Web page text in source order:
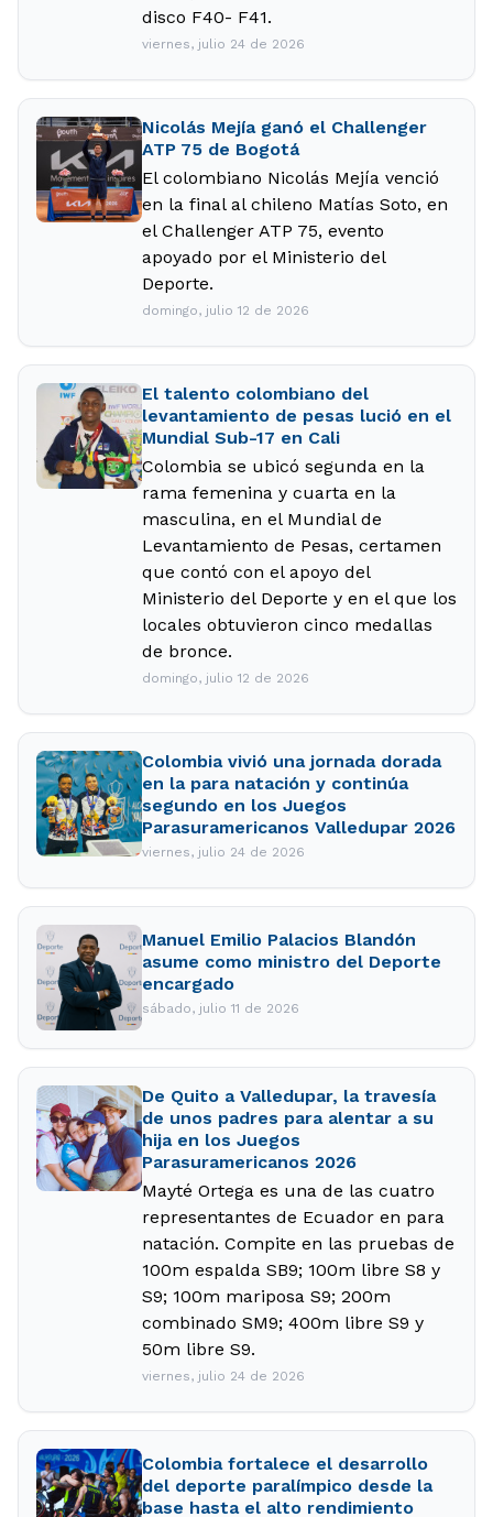
disco F40- F41.
viernes, julio 24 de 2026
Nicolás Mejía ganó el Challenger
ATP 75 de Bogotá
El colombiano Nicolás Mejía venció
en la final al chileno Matías Soto, en
el Challenger ATP 75, evento
apoyado por el Ministerio del
Deporte.
domingo, julio 12 de 2026
El talento colombiano del
levantamiento de pesas lució en el
Mundial Sub-17 en Cali
Colombia se ubicó segunda en la
rama femenina y cuarta en la
masculina, en el Mundial de
Levantamiento de Pesas, certamen
que contó con el apoyo del
Ministerio del Deporte y en el que los
locales obtuvieron cinco medallas
de bronce.
domingo, julio 12 de 2026
Colombia vivió una jornada dorada
en la para natación y continúa
segundo en los Juegos
Parasuramericanos Valledupar 2026
viernes, julio 24 de 2026
Manuel Emilio Palacios Blandón
asume como ministro del Deporte
encargado
sábado, julio 11 de 2026
De Quito a Valledupar, la travesía
de unos padres para alentar a su
hija en los Juegos
Parasuramericanos 2026
Mayté Ortega es una de las cuatro
representantes de Ecuador en para
natación. Compite en las pruebas de
100m espalda SB9; 100m libre S8 y
S9; 100m mariposa S9; 200m
combinado SM9; 400m libre S9 y
50m libre S9.
viernes, julio 24 de 2026
Colombia fortalece el desarrollo
del deporte paralímpico desde la
base hasta el alto rendimiento